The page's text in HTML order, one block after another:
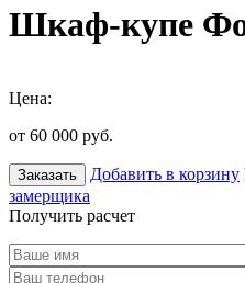
Шкаф-купе
Цена:
от 60 000 руб.
Заказать Добавить в корзину
замерщика
Получить расчет